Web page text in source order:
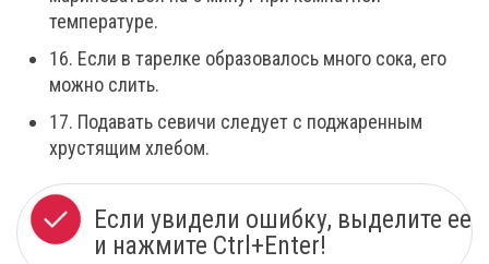
температуре.
16. Если в тарелке образовалось много сока, его
можно слить.
17. Подавать севичи следует с поджаренным
хрустящим хлебом.
Если увидели ошибку, выделите ее
и нажмите Ctrl+Enter!